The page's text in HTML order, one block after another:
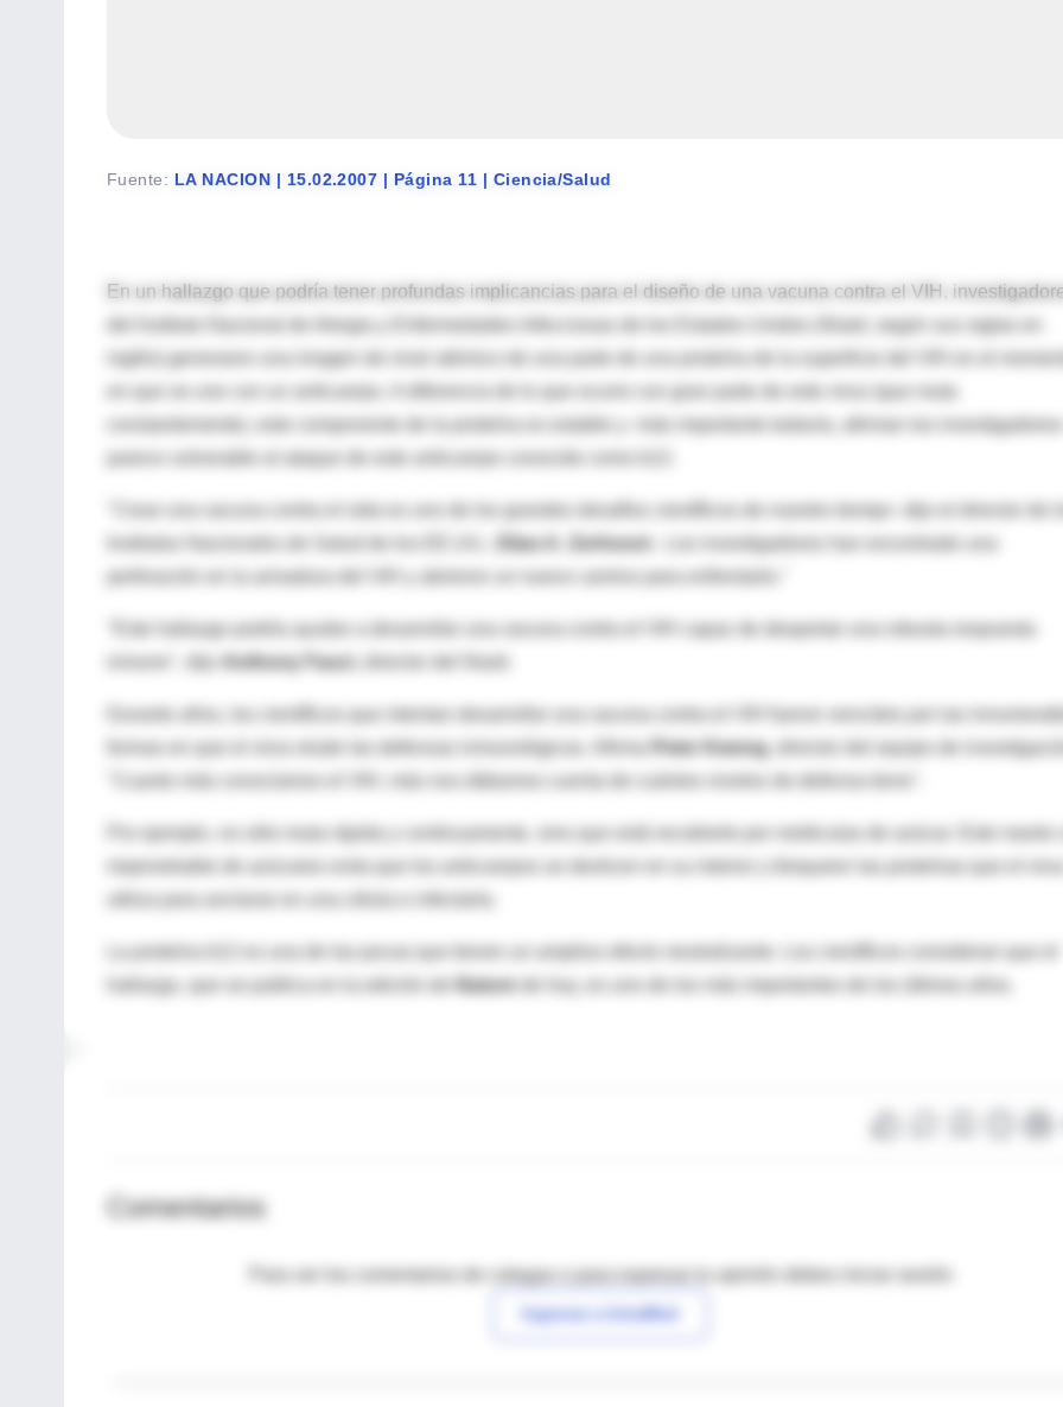
Fuente: LA NACION | 15.02.2007 | Página 11 | Ciencia/Salud
En un hallazgo que podría tener profundas implicancias para el diseño de una vacuna contra el VIH,
del Instituto Nacional de Alergia y Enfermedades Infecciosas de los Estados Unidos (Niaid, según sus siglas en
inglés) generaron una imagen de nivel atómico de una parte de una proteína de la superficie del VIH en el
en que se une con un anticuerpo. A diferencia de lo que ocurre con gran parte de este virus (que muta
constantemente), este componente de la proteína es estable y -más importante todavía, afirman los
parece vulnerable al ataque de este anticuerpo conocido como b12.
"Crear una vacuna contra el sida es uno de los grandes desafíos científicos de nuestro tiempo -dijo el director de
Elias A. Zerhouni
-. Los investigadores han encontrado una
"Este hallazgo podría ayudar a desarrollar una vacuna contra el VIH capaz de despertar una robusta respuesta
Anthony Fauci
formas en que el virus elude las defensas inmunológicas. Afirma
Peter Kwong , director del equipo de
impenetrable de azúcares evita que los anticuerpos se deslicen en su interior y bloqueen las proteínas que el
hallazgo, que se publica en la edición de
Nature de hoy, es uno de los más importantes de los últimos años.
Comentarios
Para ver los comentarios de colegas o para expresar tu opinión debes iniciar sesión
Ingresar a IntraMed